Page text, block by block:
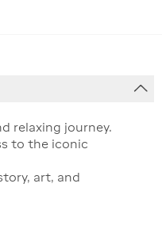
relaxing journey.
to the iconic
art, and